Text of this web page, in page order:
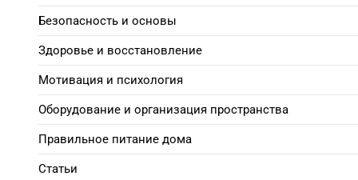
Безопасность и основы
Здоровье и восстановление
Мотивация и психология
Оборудование и организация пространства
Правильное питание дома
Статьи